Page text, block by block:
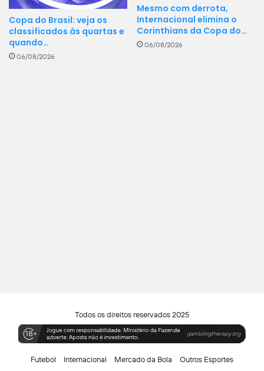
Copa do Brasil: veja os
classificados às quartas e
quando…
06/08/2026
Mesmo com derrota,
Internacional elimina o
Corinthians da Copa do…
06/08/2026
Todos os direitos reservados 2025
Futebol Internacional Mercado da Bola Outros Esportes